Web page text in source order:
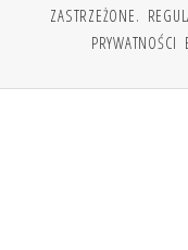
ZASTRZEŻONE.
PRYWATNOŚCI